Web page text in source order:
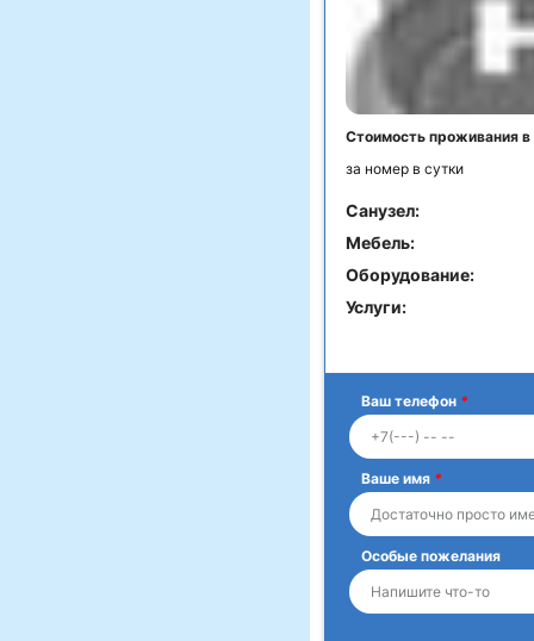
Стоимость проживания
за номер в сутки
Санузел:
Мебель:
Оборудование:
Услуги:
Ваш телефон *
Ваше имя *
Особые пожелания